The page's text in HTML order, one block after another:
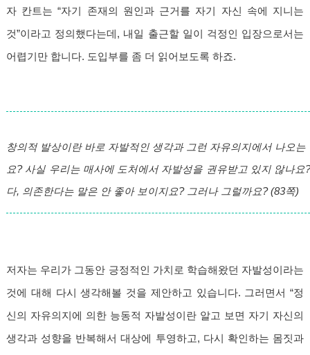
자 칸트는 “자기 존재의 원인과 근거를 자기 자신 속에 지니는
것”이라고 정의했다는데, 내일 출근할 일이 걱정인 입장으로서는
어렵기만 합니다. 도입부를 좀 더 읽어보도록 하죠.
창의적 발상이란 바로 자발적인 생각과 그런 자유의지에서 나오
요? 사실 우리는 매사에 도처에서 자발성을 권유받고 있지 않나
다, 의존한다는 말은 안 좋아 보이지요? 그러나 그럴까요? (83쪽)
저자는 우리가 그동안 긍정적인 가치로 학습해왔던 자발성이라는
것에 대해 다시 생각해볼 것을 제안하고 있습니다. 그러면서 “정
신의 자유의지에 의한 능동적 자발성이란 알고 보면 자기 자신의
생각과 성향을 반복해서 대상에 투영하고, 다시 확인하는 몸짓과